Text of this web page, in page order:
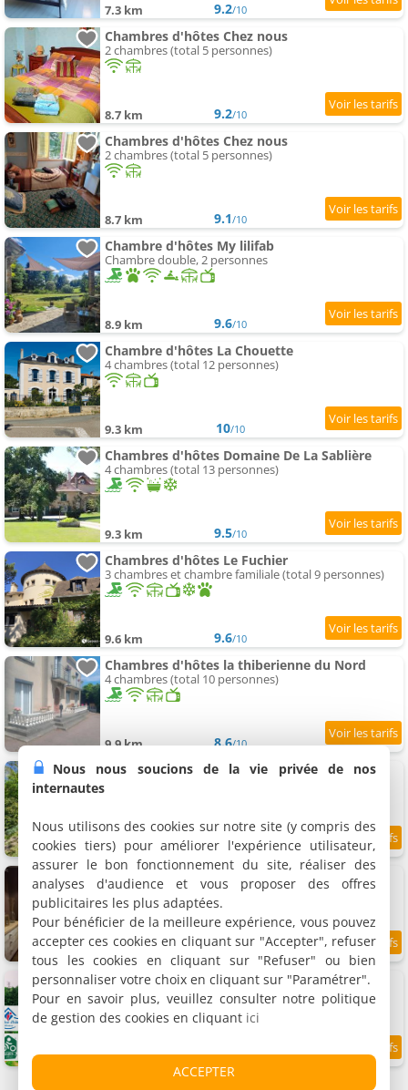
7.3 km 9.2/10
Chambres d'hôtes Chez nous
2 chambres (total 5 personnes)
8.7 km 9.2/10
Chambres d'hôtes Chez nous
2 chambres (total 5 personnes)
8.7 km 9.1/10
Chambre d'hôtes My lilifab
Chambre double, 2 personnes
8.9 km 9.6/10
Chambre d'hôtes La Chouette
4 chambres (total 12 personnes)
9.3 km 10/10
Chambres d'hôtes Domaine De La Sablière
4 chambres (total 13 personnes)
9.3 km 9.5/10
Chambres d'hôtes Le Fuchier
3 chambres et chambre familiale (total 9 personnes)
9.6 km 9.6/10
Chambres d'hôtes la thiberienne du Nord
4 chambres (total 10 personnes)
9.9 km 8.6/10
Chambre d'hôtes Sous le Chateau
10.2 km 9.6/10
Chambres d'hôtes Le Chant Des Roseaux
2 chambres (total 4 personnes)
10.7 km 9.8
Chambres d'hôtes La Fontaine du Mas
2 suites familiales (total 10 personnes)
10.7 km 9.9/10
Nous nous soucions de la vie privée de nos
internautes
Nous utilisons des cookies sur notre site (y compris des
cookies tiers) pour améliorer l'expérience utilisateur,
assurer le bon fonctionnement du site, réaliser des
analyses d'audience et vous proposer des offres
publicitaires les plus adaptées.
Pour bénéficier de la meilleure expérience, vous pouvez
accepter ces cookies en cliquant sur "Accepter", refuser
tous les cookies en cliquant sur "Refuser" ou bien
personnaliser votre choix en cliquant sur "Paramétrer".
Pour en savoir plus, veuillez consulter notre politique
de gestion des cookies en cliquant ici
ACCEPTER